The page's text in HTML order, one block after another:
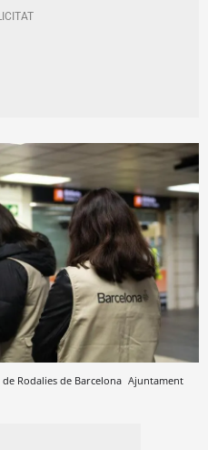
Rodalies de Barcelona Ajuntament